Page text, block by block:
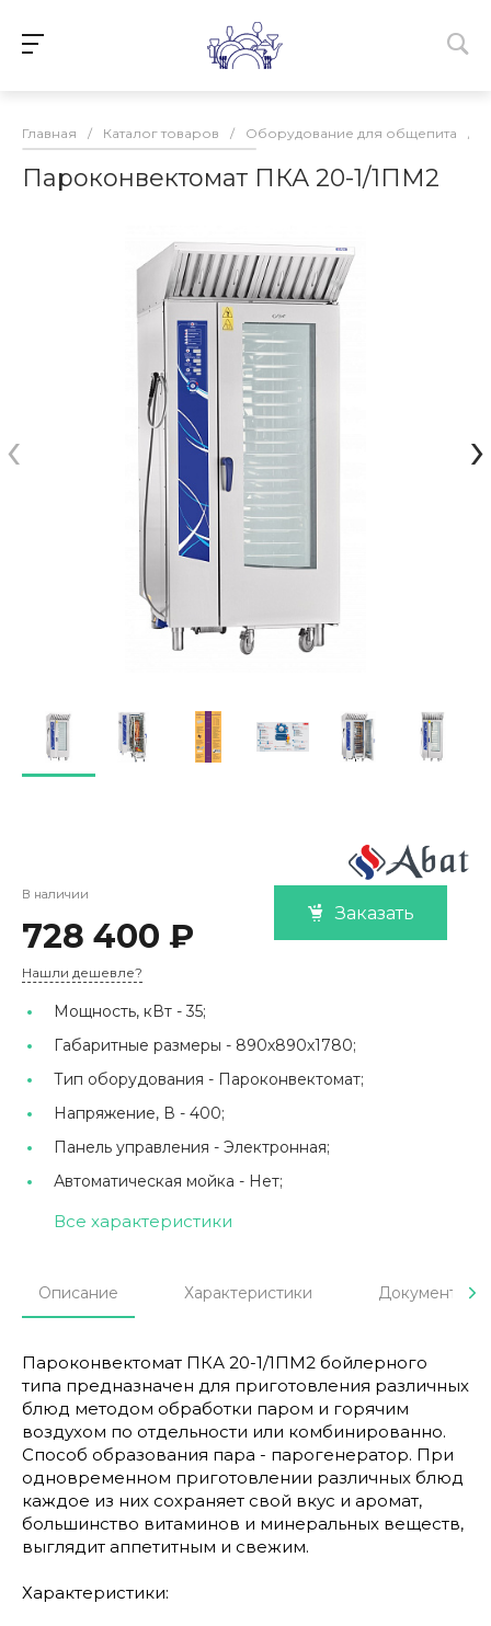
Главная / Каталог товаров / Оборудование для общепита /
Пароконвектомат ПКА 20-1/1ПМ2
‹ ›
В наличии
728 400 ₽
Заказать
Нашли дешевле?
Мощность, кВт - 35;
Габаритные размеры - 890х890х1780;
Тип оборудования - Пароконвектомат;
Напряжение, В - 400;
Панель управления - Электронная;
Автоматическая мойка - Нет;
Все характеристики
Описание Характеристики Документы
Пароконвектомат ПКА 20-1/1ПМ2 бойлерного
типа предназначен для приготовления различных
блюд методом обработки паром и горячим
воздухом по отдельности или комбинированно.
Способ образования пара - парогенератор. При
одновременном приготовлении различных блюд
каждое из них сохраняет свой вкус и аромат,
большинство витаминов и минеральных веществ,
выглядит аппетитным и свежим.
Характеристики: